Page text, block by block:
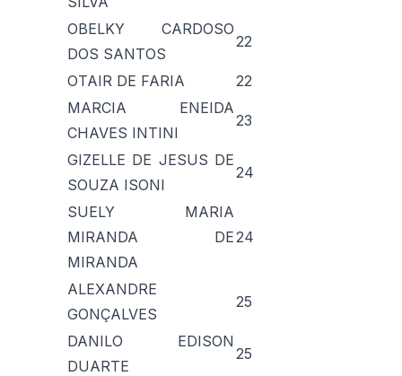
OBELKY CARDOSO
DOS SANTOS
22
OTAIR DE FARIA
22
MARCIA ENEIDA
CHAVES INTINI
23
GIZELLE DE JESUS DE
SOUZA ISONI
24
SUELY MARIA
MIRANDA DE
MIRANDA
24
ALEXANDRE
GONÇALVES
25
DANILO EDISON
DUARTE
25